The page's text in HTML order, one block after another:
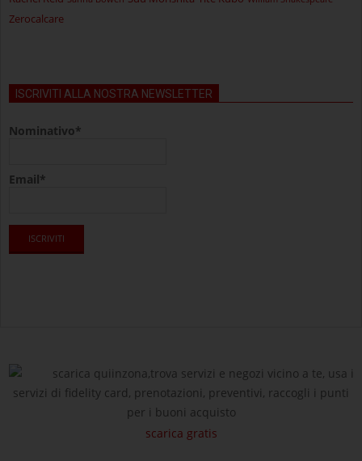
Zerocalcare
ISCRIVITI ALLA NOSTRA NEWSLETTER
Nominativo*
Email*
scarica quiinzona,trova servizi e negozi vicino a te, usa i
servizi di fidelity card, prenotazioni, preventivi, raccogli i punti
per i buoni acquisto
scarica gratis